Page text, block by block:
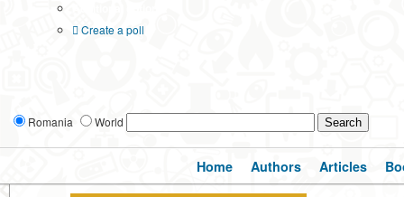
Create a poll
Romania World
Home Authors Articles